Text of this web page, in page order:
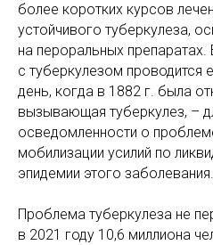
более коротких курсов
устойчивого туберкулеза,
на пероральных
с туберкулезом проводится
день, когда в 1882 г. была
вызывающая туберкулез, –
осведомленности о
мобилизации усилий по
эпидемии этого заболевания.
Проблема туберкулеза не
в 2021 году 10,6 миллиона